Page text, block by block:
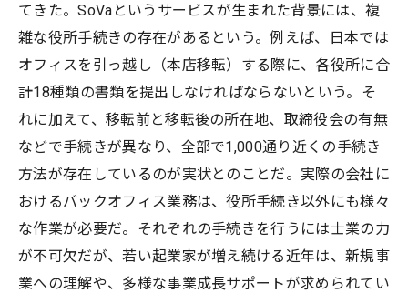
てきた。SoVaというサービスが生まれた背景には、複
雑な役所手続きの存在があるという。例えば、日本では
オフィスを引っ越し（本店移転）する際に、各役所に合
計18種類の書類を提出しなければならないという。そ
れに加えて、移転前と移転後の所在地、取締役会の有無
などで手続きが異なり、全部で1,000通り近くの手続き
方法が存在しているのが実状とのことだ。実際の会社に
おけるバックオフィス業務は、役所手続き以外にも様々
な作業が必要だ。それぞれの手続きを行うには士業の力
が不可欠だが、若い起業家が増え続ける近年は、新規事
業への理解や、多様な事業成長サポートが求められてい